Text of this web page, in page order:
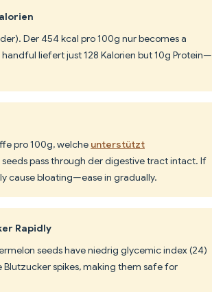
Der 454 kcal pro 100g nur becomes a
liefert just 128 Kalorien but 10g Protein—
pro 100g, welche unterstützt
seeds pass through der digestive tract intact. If
cause bloating—ease in gradually.
Rapidly
seeds have niedrig glycemic index (24)
spikes, making them safe for